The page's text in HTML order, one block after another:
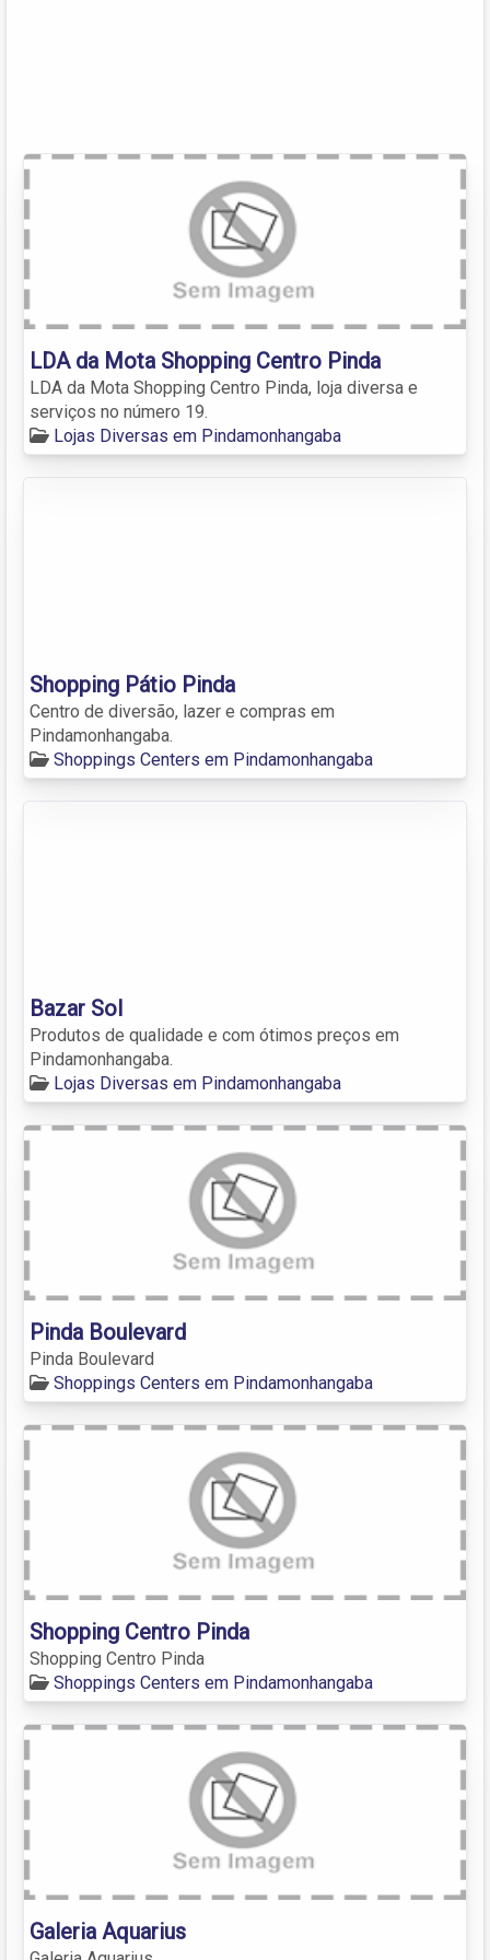
LDA da Mota Shopping Centro Pinda
LDA da Mota Shopping Centro Pinda, loja diversa e
serviços no número 19.
Lojas Diversas em Pindamonhangaba
Shopping Pátio Pinda
Centro de diversão, lazer e compras em
Pindamonhangaba.
Shoppings Centers em Pindamonhangaba
Bazar Sol
Produtos de qualidade e com ótimos preços em
Pindamonhangaba.
Lojas Diversas em Pindamonhangaba
Pinda Boulevard
Pinda Boulevard
Shoppings Centers em Pindamonhangaba
Shopping Centro Pinda
Shopping Centro Pinda
Shoppings Centers em Pindamonhangaba
Galeria Aquarius